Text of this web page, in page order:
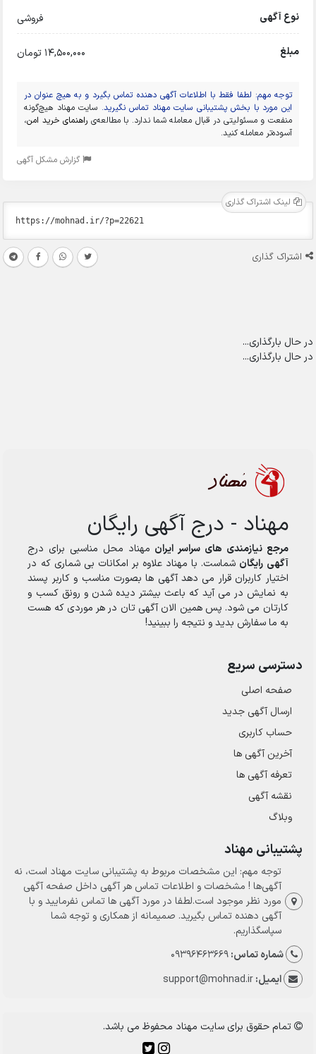
نوع آگهی فروشی
مبلغ 14,500,000 تومان
توجه مهم: لطفا فقط با اطلاعات آگهی دهنده تماس بگیرد و به هیچ عنوان در
این مورد با بخش پشتیبانی سایت مهناد تماس نگیرید. سایت مهناد هیچ‌گونه
منفعت و مسئولیتی در قبال معامله شما ندارد. با مطالعه‌ی راهنمای خرید امن،
آسوده‌تر معامله کنید.
گزارش مشکل آگهی
لینک اشتراک گذاری
اشتراک گذاری
در حال بارگذاری...
در حال بارگذاری...
مهناد - درج آگهی رایگان
مرجع نیازمندی های سراسر ایران مهناد محل مناسبی برای درج
آگهی رایگان شماست. با مهناد علاوه بر امکانات بی شماری که در
اختیار کاربران قرار می دهد آگهی ها بصورت مناسب و کاربر پسند
به نمایش در می آید که باعث بیشتر دیده شدن و رونق کسب و
کارتان می شود. پس همین الان آگهی تان در هر موردی که هست
به ما سفارش بدید و نتیجه را ببینید!
دسترسی سریع
صفحه اصلی
ارسال‌ آگهی جدید
حساب کاربری
آخرین آگهی ها
تعرفه آگهی ها
نقشه آگهی
وبلاگ
پشتیبانی مهناد
توجه مهم: این مشخصات مربوط به پشتیبانی سایت مهناد است، نه
آگهی‌ها ! مشخصات و اطلاعات تماس هر آگهی داخل صفحه آگهی
مورد نظر موجود است.لطفا در مورد آگهی ها تماس نفرمایید و با
آگهی دهنده تماس بگیرید. صمیمانه از همکاری و توجه شما
سپاسگذاریم.
شماره تماس:09396463669
ایمیل:support@mohnad.ir
تمام حقوق برای سایت مهناد محفوظ می باشد.